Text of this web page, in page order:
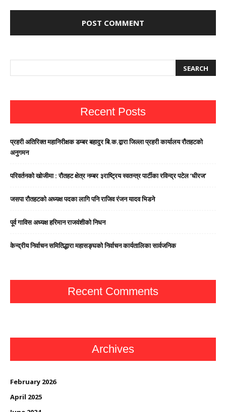
Recent Posts
प्रहरी अतिरिक्त महानिरीक्षक डम्बर बहादुर बि.क.द्वारा जिल्ला प्रहरी कार्यालय रौतहटको
अनुगमन
परिवर्तनको खोजीमा : रौतहट क्षेत्र नम्बर ३राष्ट्रिय स्वतन्त्र पार्टीका रविन्द्र पटेल ‘धीरज’
जसपा राैतहटको अध्यक्ष पदका लागि पनि राजिव रंजन यादव भिडने
पूर्व गाविस अध्यक्ष हरिमान राजवंशीको निधन
केन्द्रीय निर्वाचन समितिद्धारा महासङ्घको निर्वाचन कार्यतालिका सार्वजनिक
Recent Comments
Archives
February 2026
April 2025